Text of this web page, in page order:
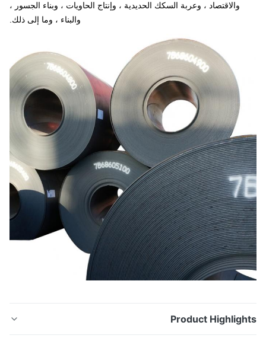
والاقتصاد ، وعربة السكك الحديدية ، وإنتاج الحاويات ، وبناء الجسور ،
والبناء ، وما إلى ذلك.
Product